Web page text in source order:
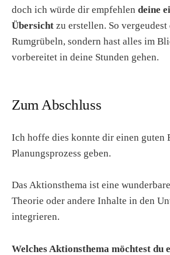
doch ich würde dir empfehlen deine
Übersicht zu erstellen. So
Rumgrübeln, sondern hast alles im
vorbereitet in deine Stunden gehen.
Zum Abschluss
Ich hoffe dies konnte dir einen guten
Planungsprozess geben.
Das Aktionsthema ist eine
Theorie oder andere Inhalte in den
integrieren.
Welches Aktionsthema möchtest du